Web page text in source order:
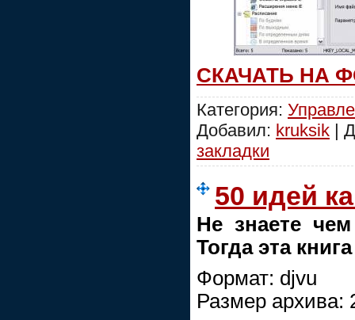
СКАЧАТЬ НА
Категория:
Добавил: kruksik |
закладки
50 идей
Не знаете
Тогда эта
Формат: djvu
Размер архива: